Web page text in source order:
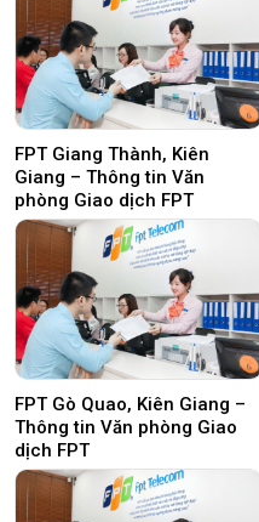
FPT Giang Thành, Kiên
Giang – Thông tin Văn
phòng Giao dịch FPT
FPT Gò Quao, Kiên Giang –
Thông tin Văn phòng Giao
dịch FPT